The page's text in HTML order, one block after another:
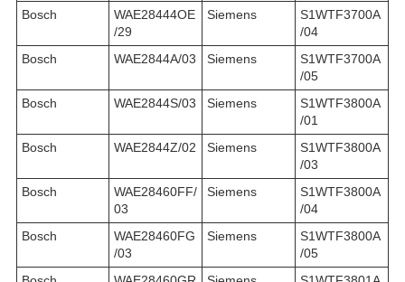
Bosch
WAE28444OE
/29
Siemens
S1WTF3700A
/04
Bosch
WAE2844A/03 Siemens
S1WTF3700A
/05
Bosch
WAE2844S/03 Siemens
S1WTF3800A
/01
Bosch
WAE2844Z/02 Siemens
S1WTF3800A
/03
Bosch
WAE28460FF/
03
Siemens
S1WTF3800A
/04
Bosch
WAE28460FG
/03
Siemens
S1WTF3800A
/05